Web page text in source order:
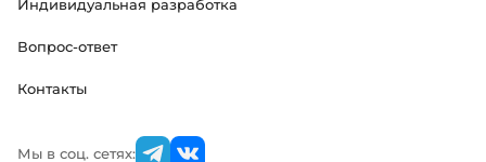
Индивидуальная разработка
Вопрос-ответ
Контакты
Мы в соц. сетях: